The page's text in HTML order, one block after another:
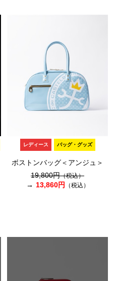
レディース バッグ・グッズ
ボストンバッグ＜アンジュ＞
19,800円（税込）
13,860円 （税込）